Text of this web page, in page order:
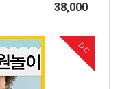
38,000
DC